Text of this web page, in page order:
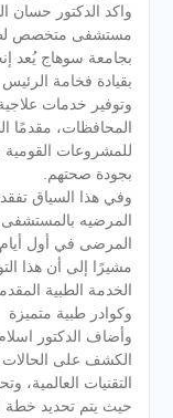
واكد الدكتور حسان
مستشفى متخصص
بجامعة سوهاج يُعد
بقيادة فخامة
وتوفير خدمات
المحافظات، مقدمًا
للمشروعات القومية
بجودة صحتهم.
وفي هذا السياق
المرضيه بالمستشفى،
المرضى في أول
مشيرًا إلى أن هذا
الخدمة الطبية
وكوادر طبية متميزة
وأضاف الدكتور
الكشف على الحالات
التقنيات العالمية،
حيث يتم تحديد خطة